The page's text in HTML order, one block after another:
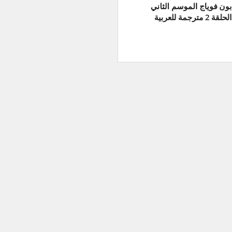
بون فوياج الموسم الثاني
الحلقة 2 مترجمة للعربية